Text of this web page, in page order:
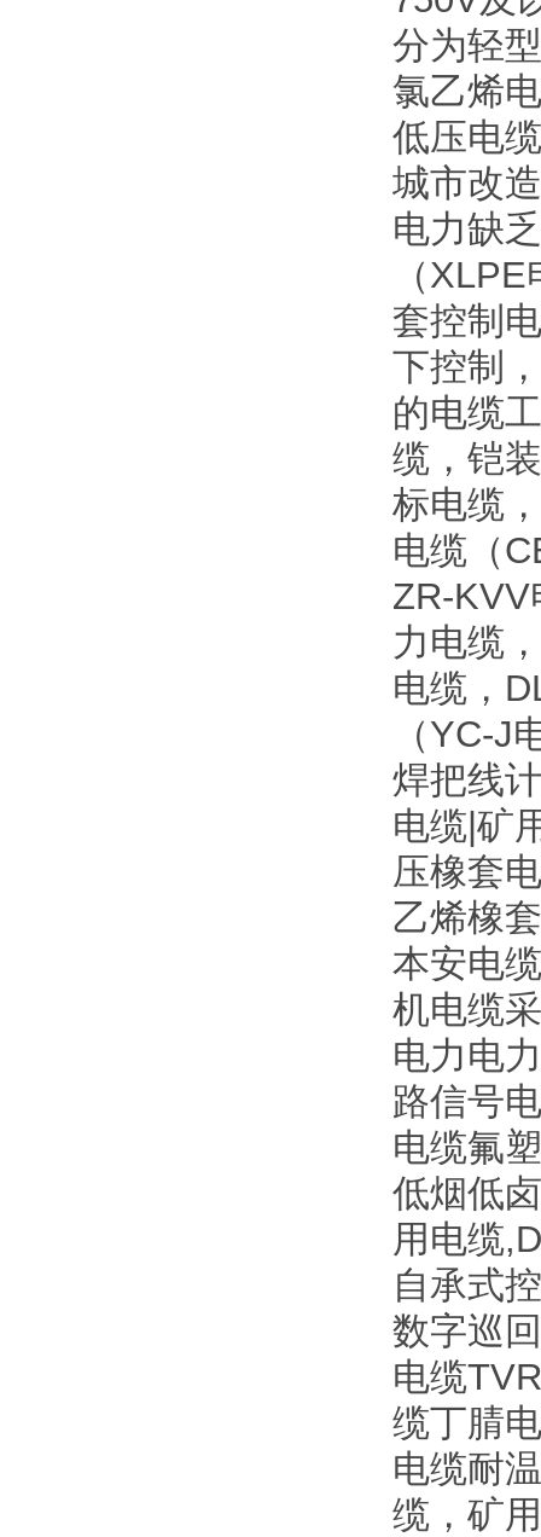
分为轻
氯乙烯
低压电
城市改
电力缺
（
套控制
下控制
的电缆
缆，铠
标电缆
电缆（
ZR-
力电缆
电缆，
（YC-
焊把线
电缆|矿
压橡套
乙烯橡
本安电
机电缆
电力电
路信号
电缆氟
低烟低
用电缆
自承式
数字巡
电缆
缆丁腈
电缆耐
缆，矿